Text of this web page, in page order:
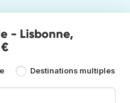
- Lisbonne,
Destinations multiples